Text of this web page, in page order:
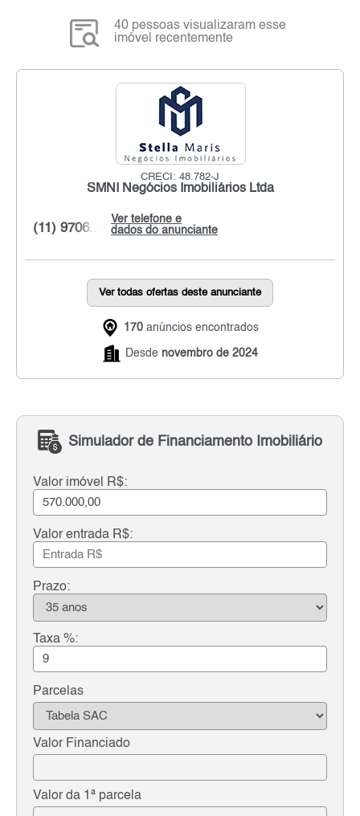
40 pessoas visualizaram esse
imóvel recentemente
CRECI: 48.782-J
SMNI Negócios Imobiliários Ltda
Ver telefone e
dados do anunciante
(11) 9706...
Ver todas ofertas deste anunciante
170 anúncios encontrados
Desde novembro de 2024
Simulador de Financiamento Imobiliário
Valor imóvel R$:
Valor entrada R$:
Prazo:
Taxa %:
Parcelas
Valor Financiado
Valor da 1ª parcela